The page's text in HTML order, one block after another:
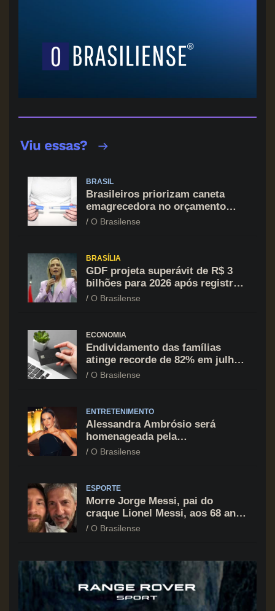
BRASIL
Brasileiros priorizam caneta
emagrecedora no orçamento
mesmo em situação de aperto
O Brasilense
BRASÍLIA
GDF projeta superávit de R$ 3
bilhões para 2026 após registrar
recuo no déficit
O Brasilense
ECONOMIA
Endividamento das famílias
atinge recorde de 82% em julho;
cartão de crédito segue como
O Brasilense
ENTRETENIMENTO
Alessandra Ambrósio será
homenageada pela
BrazilFoundation no New York
O Brasilense
ESPORTE
Morre Jorge Messi, pai do
craque Lionel Messi, aos 68 anos
na Argentina
O Brasilense